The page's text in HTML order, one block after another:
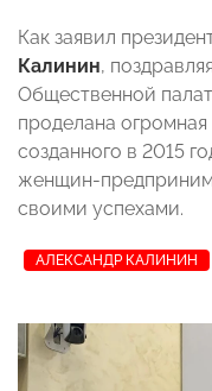
Как заявил
Калинин,
Общественной
проделана
созданного в 2015
женщин-
своими успехами.
АЛЕКСАНДР КАЛИНИН